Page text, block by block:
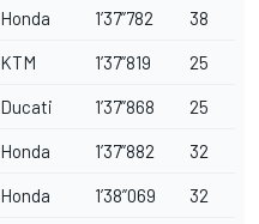
Honda 1’37”782 38
KTM 1’37”819 25
Ducati 1’37”868 25
Honda 1’37”882 32
Honda 1’38”069 32